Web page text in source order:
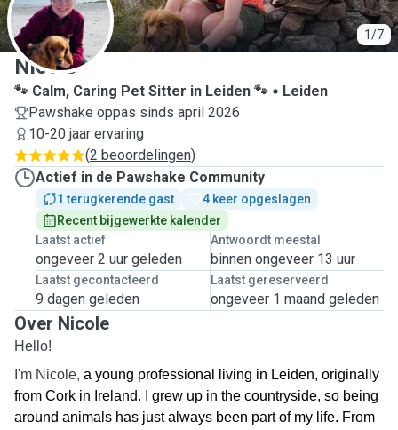
1/7
N
Nicole
🐾 Calm, Caring Pet Sitter in Leiden 🐾
Leiden
Pawshake oppas sinds april 2026
10-20 jaar ervaring
(2 beoordelingen)
Actief in de Pawshake Community
1 terugkerende gast
4 keer opgeslagen
Recent bijgewerkte kalender
Laatst actief
ongeveer 2 uur geleden
Antwoordt meestal
binnen ongeveer 13 uur
Laatst gecontacteerd
9 dagen geleden
Laatst gereserveerd
ongeveer 1 maand geleden
Over Nicole
Hello!
I'm Nicole, a young professional living in Leiden, originally
from Cork in Ireland. I grew up in the countryside, so being
around animals has just always been part of my life. From